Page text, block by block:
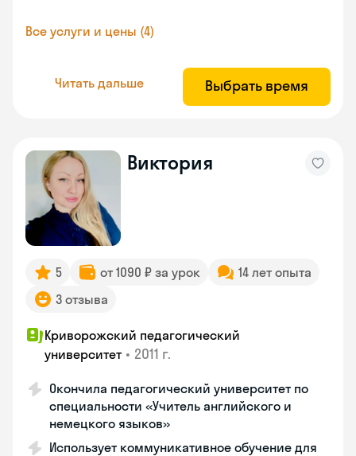
Все услуги и цены (4)
Читать дальше Выбрать время
Виктория
5 от 1090 ₽ за урок
14 лет опыта
3 отзыва
Криворожский педагогический
университет • 2011 г.
Окончила педагогический университет по
специальности «Учитель английского и
немецкого языков»
Использует коммуникативное обучение для